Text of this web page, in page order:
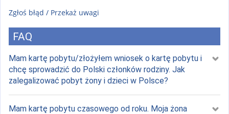
Zgłoś błąd / Przekaż uwagi
FAQ
Mam kartę pobytu/złożyłem wniosek o kartę pobytu i
chcę sprowadzić do Polski członków rodziny. Jak
zalegalizować pobyt żony i dzieci w Polsce?
Mam kartę pobytu czasowego od roku. Moja żona